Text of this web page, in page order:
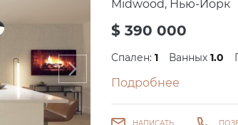
Midwood, Нью-Йорк
$ 390 000
Спален: 1 Ванных 1.0
Подробнее